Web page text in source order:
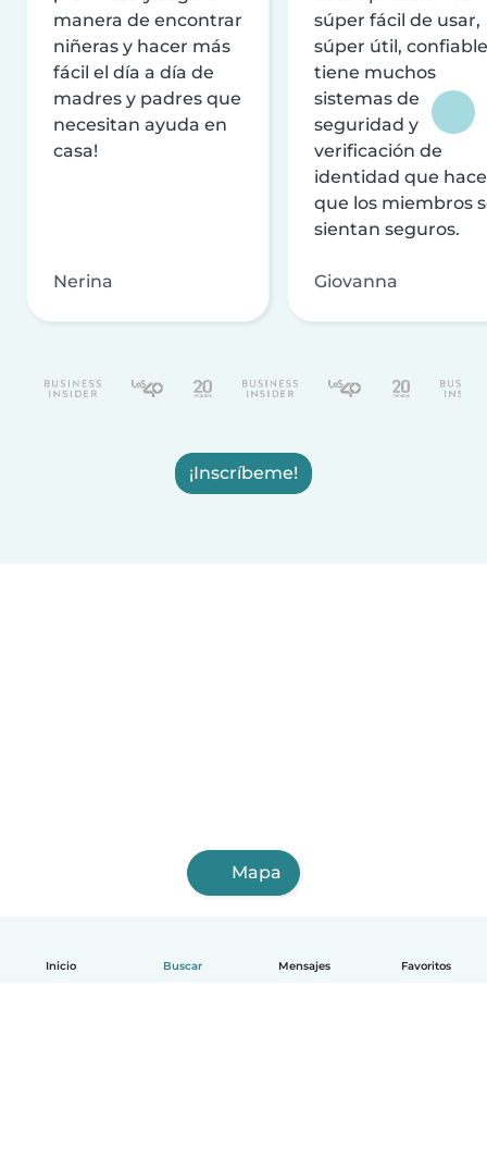
Inicio Buscar Mensajes Favoritos
manera de encontrar
niñeras y hacer más
fácil el día a día de
madres y padres que
necesitan ayuda en
casa!
Nerina
súper fácil de usar,
súper útil,
tiene muchos
sistemas de
seguridad y
verificación de
identidad que
que los miembros
sientan seguros.
Giovanna
¡Inscríbeme!
Mapa